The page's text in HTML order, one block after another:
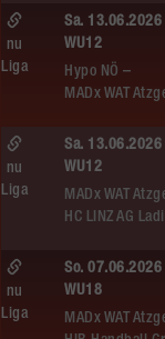
Sa. 13.06.2026
WU12
Hypo NÖ –
MADx WAT
nu
Liga
Sa. 13.06.2026
WU12
MADx WAT
HC LINZ AG
nu
Liga
So. 07.06.2026
WU18
MADx WAT
nu
Liga